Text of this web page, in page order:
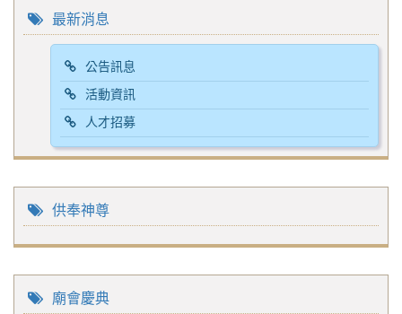
最新消息
公告訊息
活動資訊
人才招募
供奉神尊
廟會慶典